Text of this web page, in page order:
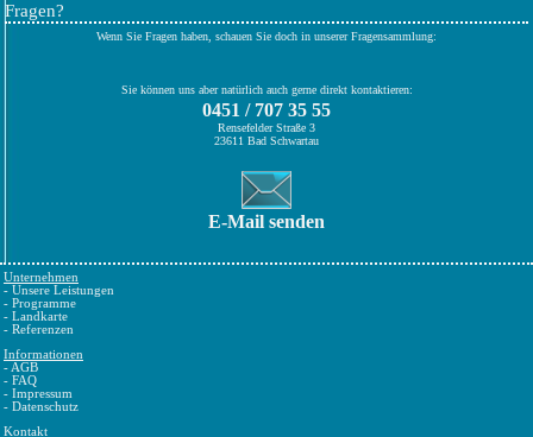
Fragen?
Wenn Sie Fragen haben, schauen Sie doch in unserer Fragensammlung:
Sie können uns aber natürlich auch gerne direkt kontaktieren:
0451 / 707 35 55
Rensefelder Straße 3
23611 Bad Schwartau
E-Mail senden
Unternehmen
- Unsere Leistungen
- Programme
- Landkarte
- Referenzen
Informationen
- AGB
- FAQ
- Impressum
- Datenschutz
Kontakt